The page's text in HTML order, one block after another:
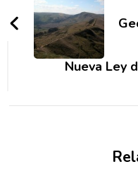
Navigation
Nueva Ley